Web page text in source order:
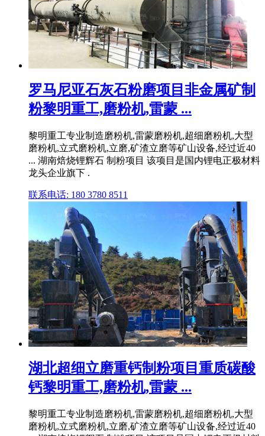
罗马尼亚石灰石粉磨项目非金属矿制
粉黎明重工,磨粉机,雷蒙 ...
黎明重工专业制造磨粉机,雷蒙磨粉机,超细磨粉机,大型
磨粉机,立式磨粉机,立磨,矿渣立磨等矿山设备,经过近40
... 湖南焙烧锂辉石 制粉项目 该项目是国内锂电正极材料
龙头企业旗下 .
联系电话: 180 3780 8511
湖北超细立磨重钙制粉项目重质碳酸
钙黎明重工,磨粉机,雷蒙 ...
黎明重工专业制造磨粉机,雷蒙磨粉机,超细磨粉机,大型
磨粉机,立式磨粉机,立磨,矿渣立磨等矿山设备,经过近40